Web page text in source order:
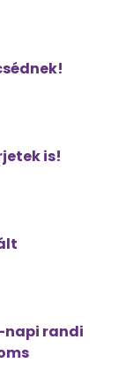
is!
napi randi